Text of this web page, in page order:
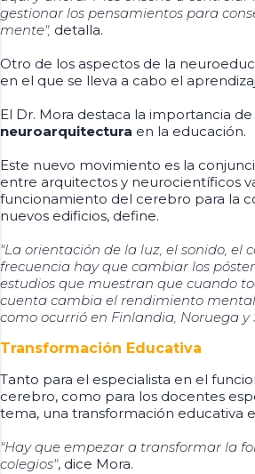
gestionar los pensamientos para
mente", detalla.
Otro de los aspectos de la
en el que se lleva a cabo el
El Dr. Mora destaca la importancia de
neuroarquitectura en la educación.
Este nuevo movimiento es la
entre arquitectos y neurocientíficos
funcionamiento del cerebro para la
nuevos edificios, define.
"La orientación de la luz, el sonido, el
frecuencia hay que cambiar los
estudios que muestran que cuando
cuenta cambia el rendimiento
como ocurrió en Finlandia, Noruega y
Transformación Educativa
Tanto para el especialista en el
cerebro, como para los docentes
tema, una transformación educativa
"Hay que empezar a transformar la
colegios", dice Mora.